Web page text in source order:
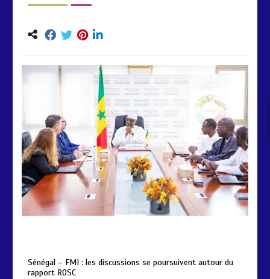
Sénégal – FMI : les discussions se poursuivent autour du
rapport ROSC